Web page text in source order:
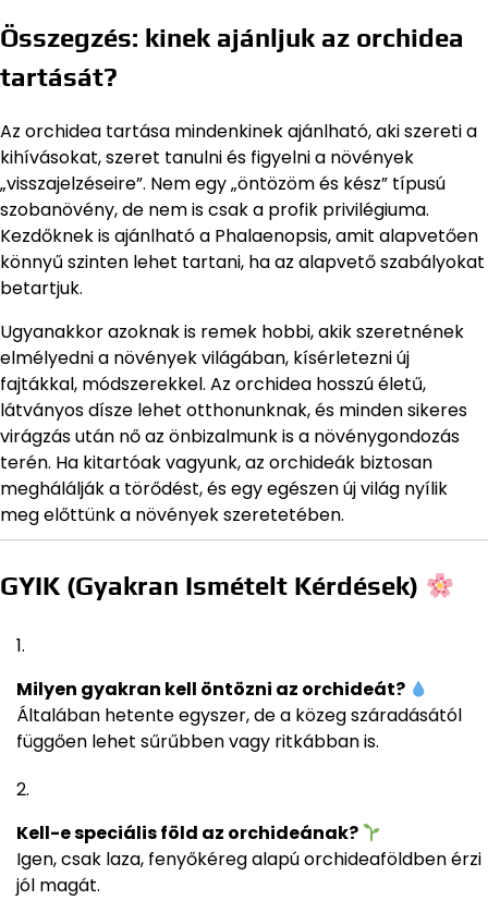
Összegzés: kinek ajánljuk az orchidea
tartását?
Az orchidea tartása mindenkinek ajánlható, aki szereti a
kihívásokat, szeret tanulni és figyelni a növények
„visszajelzéseire”. Nem egy „öntözöm és kész” típusú
szobanövény, de nem is csak a profik privilégiuma.
Kezdőknek is ajánlható a Phalaenopsis, amit alapvetően
könnyű szinten lehet tartani, ha az alapvető szabályokat
betartjuk.
Ugyanakkor azoknak is remek hobbi, akik szeretnének
elmélyedni a növények világában, kísérletezni új
fajtákkal, módszerekkel. Az orchidea hosszú életű,
látványos dísze lehet otthonunknak, és minden sikeres
virágzás után nő az önbizalmunk is a növénygondozás
terén. Ha kitartóak vagyunk, az orchideák biztosan
meghálálják a törődést, és egy egészen új világ nyílik
meg előttünk a növények szeretetében.
GYIK (Gyakran Ismételt Kérdések)
Milyen gyakran kell öntözni az orchideát?
Általában hetente egyszer, de a közeg száradásától
függően lehet sűrűbben vagy ritkábban is.
Kell-e speciális föld az orchideának?
Igen, csak laza, fenyőkéreg alapú orchideaföldben érzi
jól magát.